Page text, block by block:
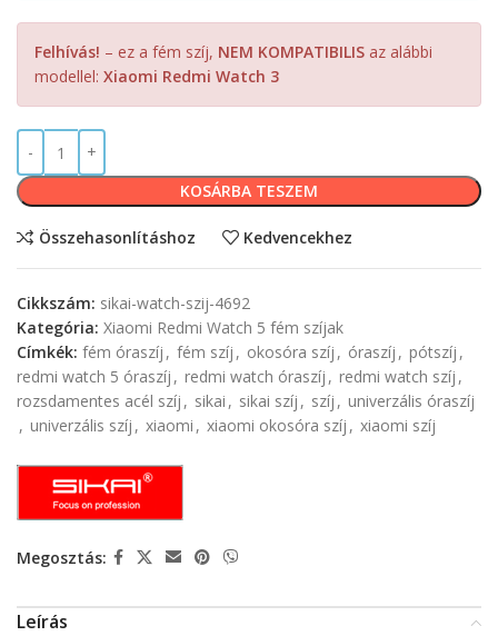
Felhívás! – ez a fém szíj, NEM KOMPATIBILIS az alábbi
modellel: Xiaomi Redmi Watch 3
KOSÁRBA TESZEM
Összehasonlításhoz Kedvencekhez
Cikkszám: sikai-watch-szij-4692
Kategória: Xiaomi Redmi Watch 5 fém szíjak
Címkék: fém óraszíj , fém szíj , okosóra szíj , óraszíj , pótszíj ,
redmi watch 5 óraszíj , redmi watch óraszíj , redmi watch szíj ,
rozsdamentes acél szíj , sikai , sikai szíj , szíj , univerzális óraszíj
, univerzális szíj , xiaomi , xiaomi okosóra szíj , xiaomi szíj
Megosztás:
Leírás